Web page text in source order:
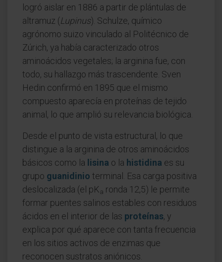
logró aislar en 1886 a partir de plántulas de
altramuz (Lupinus). Schulze, químico
agrónomo suizo vinculado al Politécnico de
Zúrich, ya había caracterizado otros
aminoácidos vegetales; la arginina fue, con
todo, su hallazgo más trascendente. Sven
Hedin confirmó en 1895 que el mismo
compuesto aparecía en proteínas de tejido
animal, lo que amplió su relevancia biológica.
Desde el punto de vista estructural, lo que
distingue a la arginina de otros aminoácidos
básicos como la lisina o la histidina es su
grupo guanidinio terminal. Esa carga positiva
deslocalizada (el pKa ronda 12,5) le permite
formar puentes salinos estables con residuos
ácidos en el interior de las proteínas, y
explica por qué aparece con tanta frecuencia
en los sitios activos de enzimas que
reconocen sustratos aniónicos.